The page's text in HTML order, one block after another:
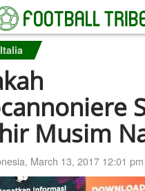
Italia
Musim
, March 13, 2017 12:01 pm